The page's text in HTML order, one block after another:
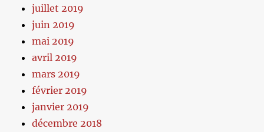
juillet 2019
juin 2019
mai 2019
avril 2019
mars 2019
février 2019
janvier 2019
décembre 2018